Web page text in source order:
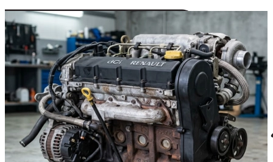
Dacia